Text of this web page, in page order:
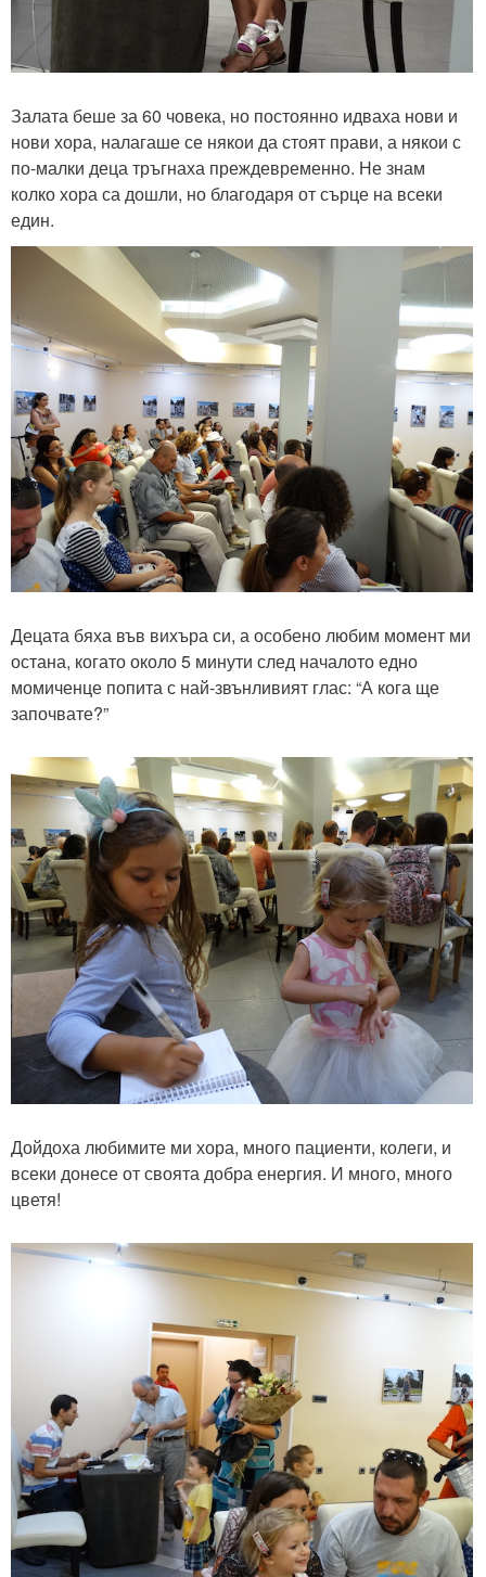
Залата беше за 60 човека, но постоянно идваха нови и
нови хора, налагаше се някои да стоят прави, а някои с
по-малки деца тръгнаха преждевременно. Не знам
колко хора са дошли, но благодаря от сърце на всеки
един.
Децата бяха във вихъра си, а особено любим момент ми
остана, когато около 5 минути след началото едно
момиченце попита с най-звънливият глас: “А кога ще
започвате?”
Дойдоха любимите ми хора, много пациенти, колеги, и
всеки донесе от своята добра енергия. И много, много
цветя!